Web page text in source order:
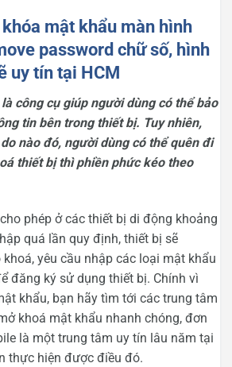
mật khẩu màn hình
password chữ số, hình
uy tín tại HCM
công cụ giúp người dùng có thể bảo
tin bên trong thiết bị. Tuy nhiên,
nào đó, người dùng có thể quên đi
thiết bị thì phiền phức kéo theo
phép ở các thiết bị di động khoảng
quá lần quy định, thiết bị sẽ
yêu cầu nhập các loại mật khẩu
đăng ký sử dụng thiết bị. Chính vì
khẩu, bạn hãy tìm tới các trung tâm
khoá mật khẩu nhanh chóng, đơn
là một trung tâm uy tín lâu năm tại
thực hiện được điều đó.